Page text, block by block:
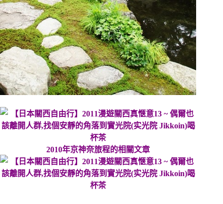
2010年京神奈旅程的相關文章